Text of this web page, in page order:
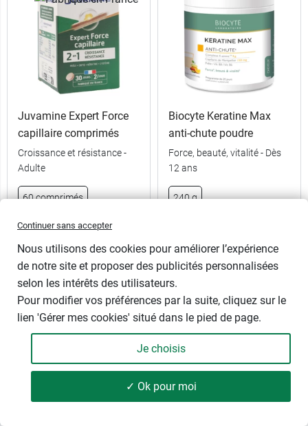
101 produits FILTRER
Juvamine Expert Force
capillaire comprimés
Croissance et résistance -
Adulte
60 comprimés
Biocyte Keratine Max
anti-chute poudre
Force, beauté, vitalité - Dès
12 ans
240 g
Continuer sans accepter
Nous utilisons des cookies pour améliorer l’expérience
de notre site et proposer des publicités personnalisées
selon les intérêts des utilisateurs.
Pour modifier vos préférences par la suite, cliquez sur le
lien 'Gérer mes cookies' situé dans le pied de page.
Je choisis
✓ Ok pour moi